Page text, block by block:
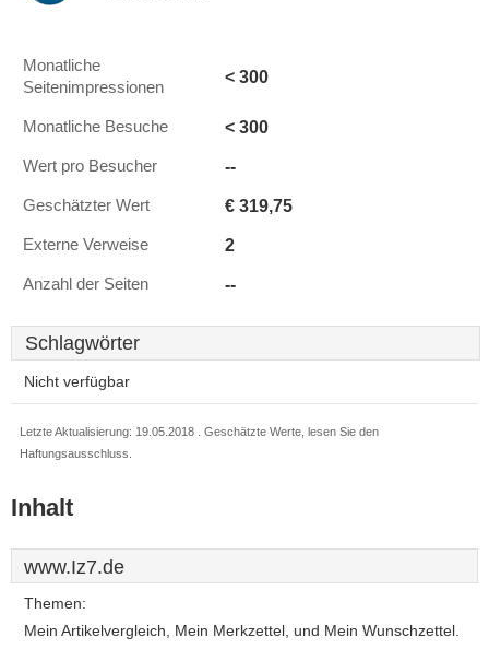
Monatliche
Seitenimpressionen
< 300
Monatliche Besuche < 300
Wert pro Besucher --
Geschätzter Wert € 319,75
Externe Verweise 2
Anzahl der Seiten --
Schlagwörter
Nicht verfügbar
Letzte Aktualisierung: 19.05.2018 . Geschätzte Werte, lesen Sie den
Haftungsausschluss.
Inhalt
www.Iz7.de
Themen:
Mein Artikelvergleich, Mein Merkzettel, und Mein Wunschzettel.